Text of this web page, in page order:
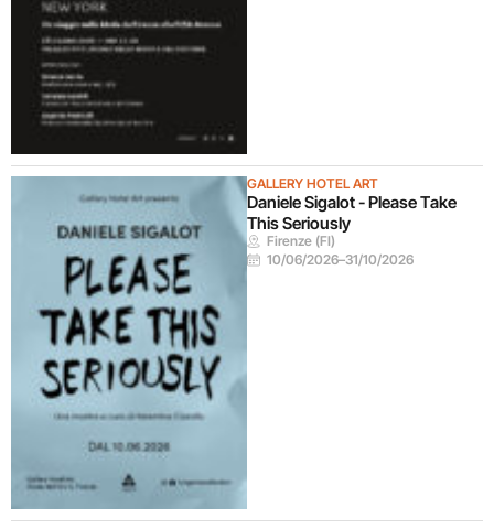
GALLERY HOTEL ART
Daniele Sigalot - Please Take
This Seriously
Firenze (FI)
10/06/2026–31/10/2026